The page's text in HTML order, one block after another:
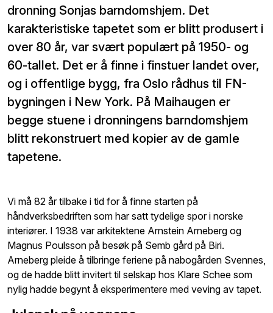
dronning Sonjas barndomshjem. Det
karakteristiske tapetet som er blitt produsert i
over 80 år, var svært populært på 1950- og
60-tallet. Det er å finne i finstuer landet over,
og i offentlige bygg, fra Oslo rådhus til FN-
bygningen i New York. På Maihaugen er
begge stuene i dronningens barndomshjem
blitt rekonstruert med kopier av de gamle
tapetene.
Vi må 82 år tilbake i tid for å finne starten på
håndverksbedriften som har satt tydelige spor i norske
interiører. I 1938 var arkitektene Arnstein Arneberg og
Magnus Poulsson på besøk på Semb gård på Biri.
Arneberg pleide å tilbringe feriene på nabogården Svennes,
og de hadde blitt invitert til selskap hos Klare Schee som
nylig hadde begynt å eksperimentere med veving av tapet.